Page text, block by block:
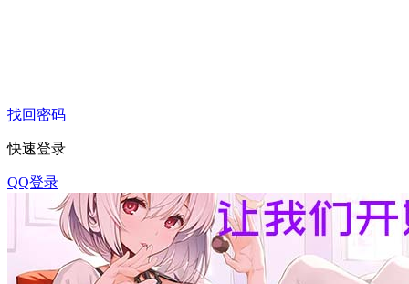
找回密码
快速登录
QQ登录